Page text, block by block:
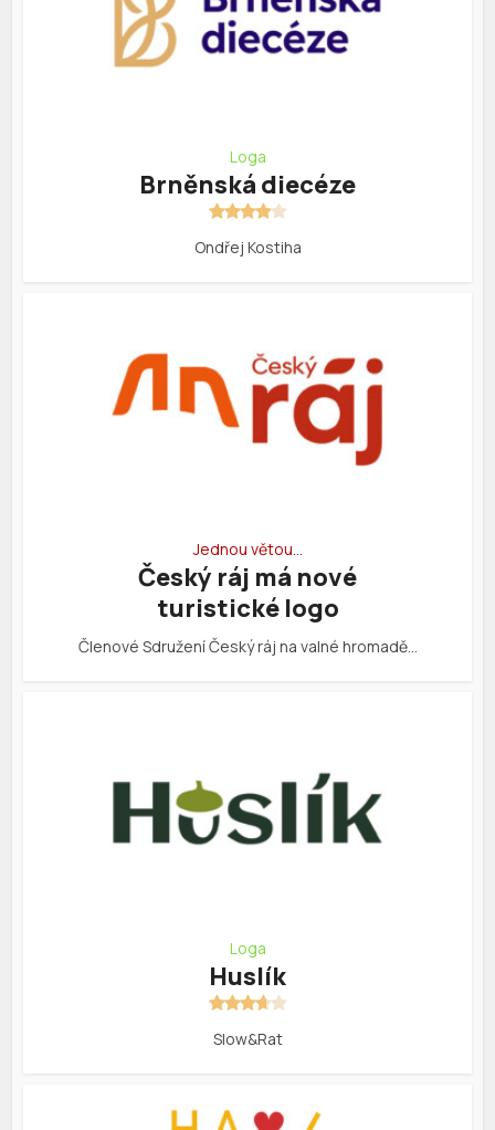
Loga
Brněnská diecéze
Ondřej Kostiha
Jednou větou…
Český ráj má nové
turistické logo
Členové Sdružení Český ráj na valné hromadě…
Loga
Huslík
Slow&Rat